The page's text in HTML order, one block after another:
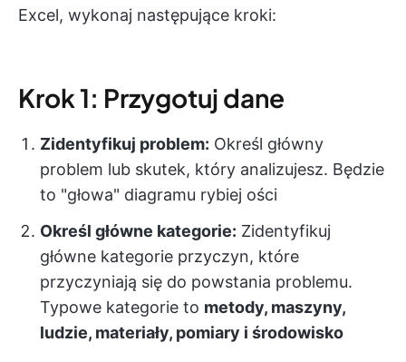
Excel, wykonaj następujące kroki:
Krok 1: Przygotuj dane
Zidentyfikuj problem: Określ główny
problem lub skutek, który analizujesz. Będzie
to "głowa" diagramu rybiej ości
Określ główne kategorie: Zidentyfikuj
główne kategorie przyczyn, które
przyczyniają się do powstania problemu.
Typowe kategorie to metody, maszyny,
ludzie, materiały, pomiary i środowisko